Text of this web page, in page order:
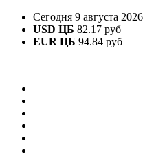
Сегодня 9 августа 2026
USD ЦБ 82.17 руб
EUR ЦБ 94.84 руб